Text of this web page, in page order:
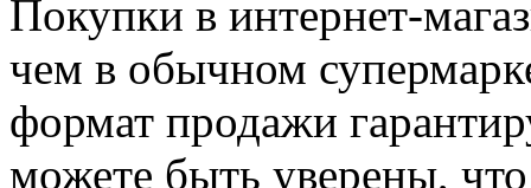
Покупки в интернет-
чем в обычном
формат продажи
можете быть уверены,